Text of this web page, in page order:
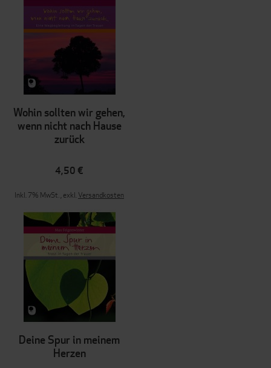
Wohin sollten wir gehen,
wenn nicht nach Hause
zurück
4,50 €
Inkl. 7% MwSt.,exkl.Versandkosten
Deine Spur in meinem
Herzen